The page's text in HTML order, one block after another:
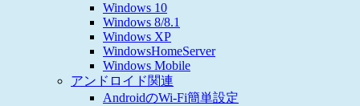
Windows 10
Windows 8/8.1
Windows XP
WindowsHomeServer
Windows Mobile
アンドロイド関連
AndroidのWi-Fi簡単設定